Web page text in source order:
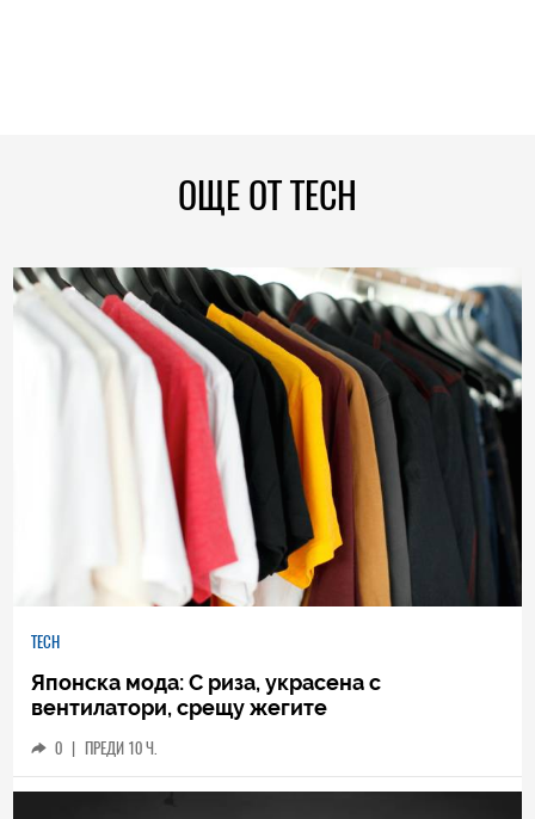
ОЩЕ ОТ TECH
TECH
Японска мода: С риза, украсена с
вентилатори, срещу жегите
0 | ПРЕДИ 10 Ч.